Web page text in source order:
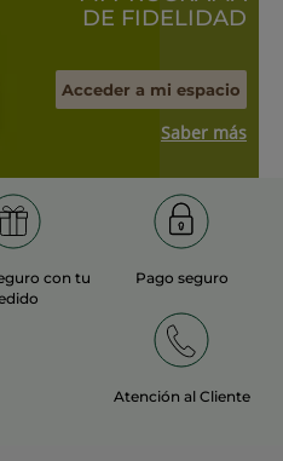
DE FIDELIDAD
Acceder a mi espacio
Saber más
con tu
Pago seguro
Atención al Cliente